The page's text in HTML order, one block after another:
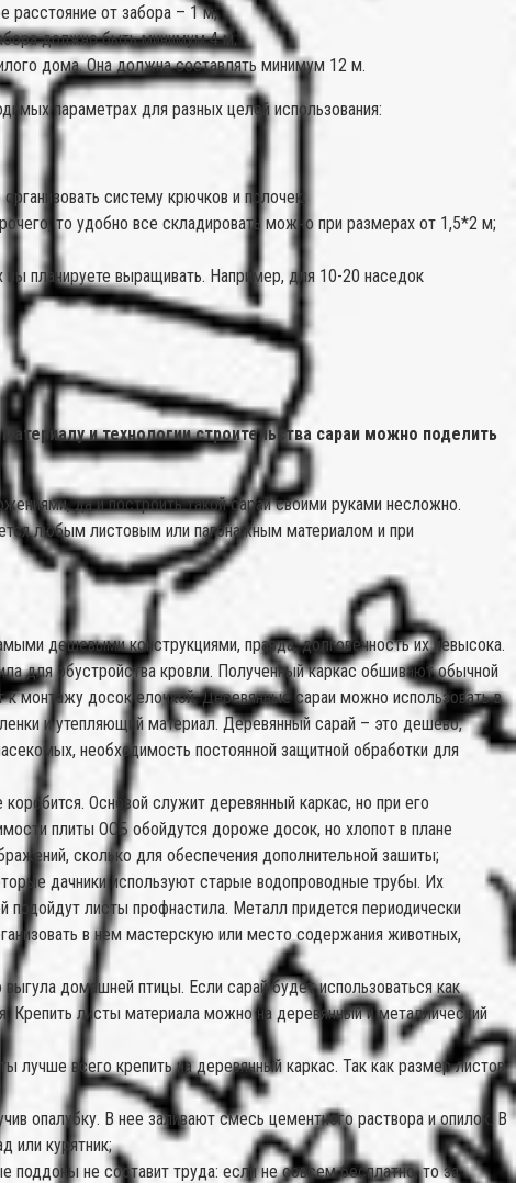
расстояние от забора – 1 м;
должно быть минимум 4 м;
дома. Она должна составлять минимум 12 м.
параметрах для разных целей использования:
систему крючков и полочек;
то удобно все складировать можно при размерах от 1,5*2 м;
вы планируете выращивать. Например, для 10-20 наседок
и технологии строительства сараи можно поделить
да и построить такой сарай своими руками несложно.
любым листовым или пагонажным материалом и при
дешевыми конструкциями, правда, долговечность их невысока.
для обустройства кровли. Полученный каркас обшивают обычной
монтажу досок елочкой. Деревянные сараи можно использовать в
и утепляющий материал. Деревянный сарай – это дешево,
необходимость постоянной защитной обработки для
Основой служит деревянный каркас, но при его
плиты ОСБ обойдутся дороже досок, но хлопот в плане
сколько для обеспечения дополнительной зашиты;
дачники используют старые водопроводные трубы. Их
листы профнастила. Металл придется периодически
в нем мастерскую или место содержания животных,
домашней птицы. Если сарай будет использоваться как
Крепить листы материала можно на деревянный и металлический
всего крепить на деревянный каркас. Так как размер листов
опалубку. В нее заливают смесь цементного раствора и опилок. В
или курятник;
поддоны не составит труда: если не совсем бесплатно, то за